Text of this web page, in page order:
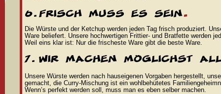
Die Würste und der Ketchup werden jeden Tag frisch produziert.
Ware beliefert. Unsere hochwertigen Frittier- und Bratfette werden
Weil eins klar ist: Nur die frischeste Ware gibt die beste Ware.
Unsere Würste werden nach hauseigenen Vorgaben hergestellt,
gemacht, die Curry-Mischung ist ein wohlbehütetes
Wenn’s perfekt werden soll, muss man es eben selber machen.